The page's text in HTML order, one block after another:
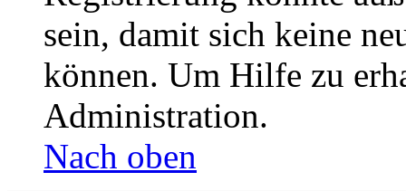
sein, damit sich keine
können. Um Hilfe zu
Administration.
Nach oben